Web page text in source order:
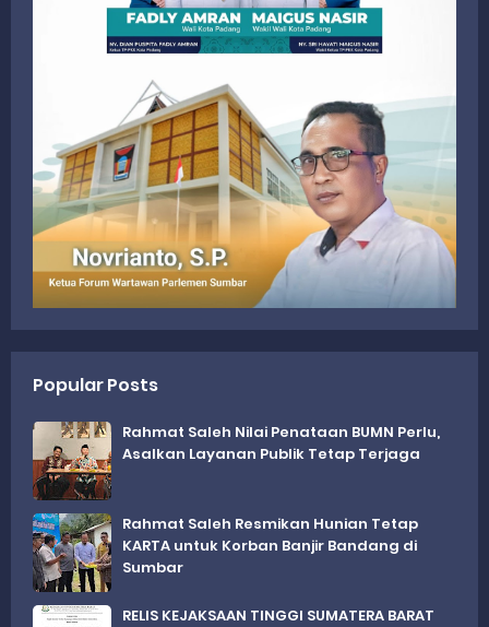
Popular Posts
Rahmat Saleh Nilai Penataan BUMN Perlu,
Asalkan Layanan Publik Tetap Terjaga
Rahmat Saleh Resmikan Hunian Tetap
KARTA untuk Korban Banjir Bandang di
Sumbar
RELIS KEJAKSAAN TINGGI SUMATERA BARAT